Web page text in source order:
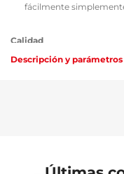
fácilmente
Calidad
Todas las bandejas
Descripción y